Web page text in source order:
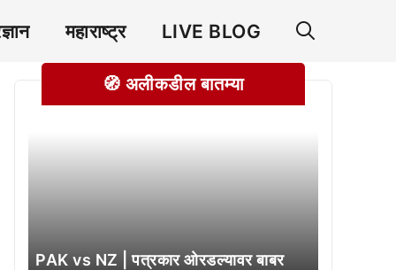
महाराष्ट्र LIVE BLOG
🧭 अलीकडील बातम्या
PAK vs NZ | पत्रकार ओरडल्यावर बाबर